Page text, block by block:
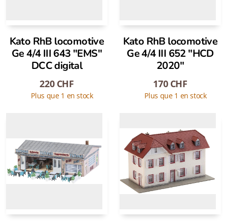
Kato RhB locomotive
Ge 4/4 III 643 "EMS"
DCC digital
220CHF
Plus que 1 en stock
Kato RhB locomotive
Ge 4/4 III 652 "HCD
2020"
170CHF
Plus que 1 en stock